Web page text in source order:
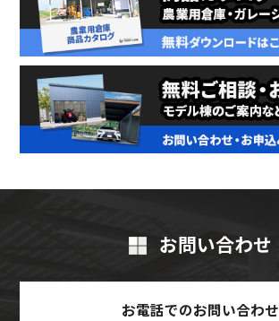
お問い合わせ
お電話でのお問い合わせ